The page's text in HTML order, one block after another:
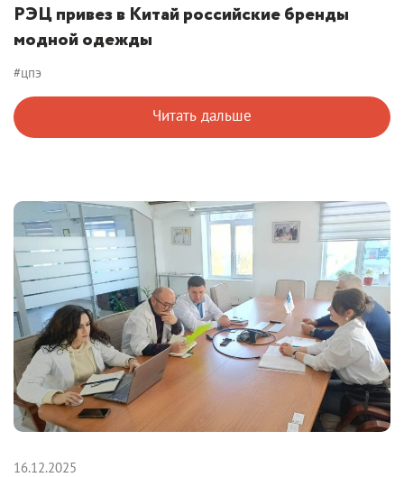
РЭЦ привез в Китай российские бренды
модной одежды
#цпэ
Читать дальше
16.12.2025